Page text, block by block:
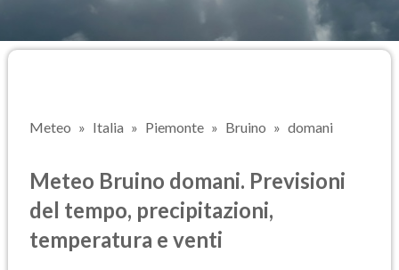
Meteo Italia Piemonte Bruino domani
Meteo Bruino domani. Previsioni
del tempo, precipitazioni,
temperatura e venti